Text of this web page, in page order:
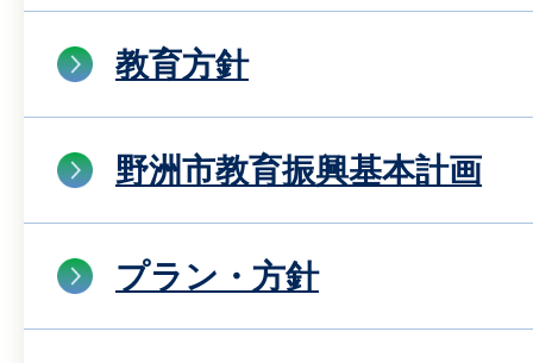
教育方針
野洲市教育振興基本計画
プラン・方針